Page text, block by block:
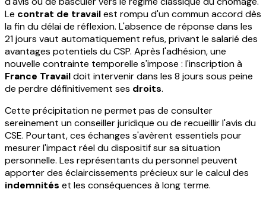
Le contrat de travailest rompu d'un commun accord dès
la fin du délai de réflexion. L'absence de réponse dans les
21 jours vaut automatiquement refus, privant le salarié des
avantages potentiels du CSP. Après l'adhésion, une
nouvelle contrainte temporelle s'impose : l'inscription à
France Travaildoit intervenir dans les 8 jours sous peine
de perdre définitivement ses droits.
Cette précipitation ne permet pas de consulter
sereinement un conseiller juridique ou de recueillir l'avis du
CSE. Pourtant, ces échanges s'avèrent essentiels pour
mesurer l'impact réel du dispositif sur sa situation
personnelle. Les représentants du personnel peuvent
apporter des éclaircissements précieux sur le calcul des
indemnités et les conséquences à long terme.